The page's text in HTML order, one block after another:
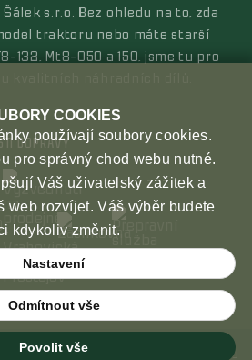
s.r.o. Bez ohledu na to, zda
traktoru nebo máte starší
132, Mt8-050 a 150, jsme tu pro
DOPRAVY
Copyright © 2026 České malotraktory
COOKIES
používají soubory cookies.
pro správný chod webu nutné.
Váš uživatelský zážitek a
web rozvíjet. Váš výběr budete
kdykoliv změnit.
Nastavení
Odmítnout vše
Povolit vše